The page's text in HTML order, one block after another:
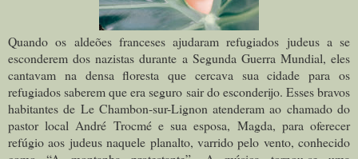
Quando os aldeões franceses ajudaram refugiados judeus a se
esconderem dos nazistas durante a Segunda Guerra Mundial, eles
cantavam na densa floresta que cercava sua cidade para os
refugiados saberem que era seguro sair do esconderijo. Esses bravos
habitantes de Le Chambon-sur-Lignon atenderam ao chamado do
pastor local André Trocmé e sua esposa, Magda, para oferecer
refúgio aos judeus naquele planalto, varrido pelo vento, conhecido